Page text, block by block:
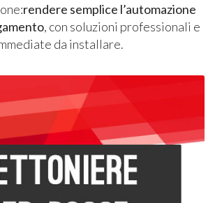
rendere semplice l’automazione
, con soluzioni professionali e
da installare.